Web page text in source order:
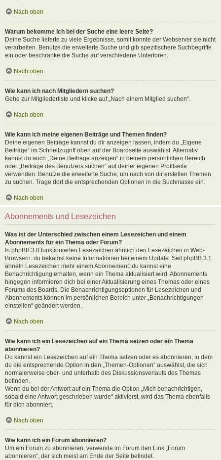
Nach oben
Warum bekomme ich bei der Suche eine leere Seite?
Deine Suche lieferte zu viele Ergebnisse, somit konnte der Webserver sie nicht
verarbeiten. Benutze die erweiterte Suche und gib spezifischere Suchbegriffe
ein oder beschränke die Suche auf verschiedene Unterforen.
Nach oben
Wie kann ich nach Mitgliedern suchen?
Gehe zur Mitgliederliste und klicke auf „Nach einem Mitglied suchen“.
Nach oben
Wie kann ich meine eigenen Beiträge und Themen finden?
Deine eigenen Beiträge kannst du dir anzeigen lassen, indem du „Eigene
Beiträge“ im Schnellzugriff oben auf der Boardseite auswählst. Alternativ
kannst du auch „Deine Beiträge anzeigen“ in deinem persönlichen Bereich
oder „Beiträge des Benutzers suchen“ auf deiner eigenen Profilseite
verwenden. Benutze die erweiterte Suche, um nach von dir erstellen Themen
zu suchen. Trage dort die entsprechenden Optionen in die Suchmaske ein.
Nach oben
Abonnements und Lesezeichen
Was ist der Unterschied zwischen einem Lesezeichen und einem
Abonnements für ein Thema oder Forum?
In phpBB 3.0 funktionierten Lesezeichen ähnlich den Lesezeichen in Web-
Browsern: du bekamst keine Informationen bei einem Update. Seit phpBB 3.1
ähneln Lesezeichen mehr einem Abonnement: du kannst eine
Benachrichtigung erhalten, wenn ein Thema aktualisiert wird. Abonnements
hingegen informieren dich bei einer Aktualisierung eines Themas oder eines
Forums des Boards. Die Benachrichtigungsoptionen für Lesezeichen und
Abonnements können im persönlichen Bereich unter „Benachrichtigungen
einstellen“ geändert werden.
Nach oben
Wie kann ich ein Lesezeichen auf ein Thema setzen oder ein Thema
abonnieren?
Du kannst ein Lesezeichen auf ein Thema setzen oder es abonnieren, in dem
du die entsprechende Option in den „Themen-Optionen“ auswählst, die sich
normalerweise ober- und unterhalb des Diskussionsverlaufs des Themas
befinden.
Wenn du bei der Antwort auf ein Thema die Option „Mich benachrichtigen,
sobald eine Antwort geschrieben wurde“ aktivierst, wird das Thema ebenfalls
für dich abonniert.
Nach oben
Wie kann ich ein Forum abonnieren?
Um ein Forum zu abonnieren, verwende im Forum den Link „Forum
abonnieren“, der sich meist am Ende der Seite befindet.